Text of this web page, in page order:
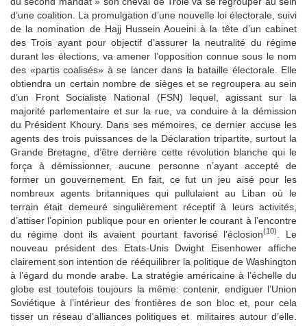
d’une coalition. La promulgation d’une nouvelle loi électorale, suivi
de la nomination de Hajj Hussein Aoueini à la tête d’un cabinet
des Trois ayant pour objectif d’assurer la neutralité du régime
durant les élections, va amener l’opposition connue sous le nom
des «partis coalisés» à se lancer dans la bataille électorale. Elle
obtiendra un certain nombre de sièges et se regroupera au sein
d’un Front Socialiste National (FSN) lequel, agissant sur la
majorité parlementaire et sur la rue, va conduire à la démission
du Président Khoury. Dans ses mémoires, ce dernier accuse les
agents des trois puissances de la Déclaration tripartite, surtout la
Grande Bretagne, d’être derrière cette révolution blanche qui le
força à démissionner, aucune personne n’ayant accepté de
former un gouvernement. En fait, ce fut un jeu aisé pour les
nombreux agents britanniques qui pullulaient au Liban où le
terrain était demeuré singulièrement réceptif à leurs activités,
d’attiser l’opinion publique pour en orienter le courant à l’encontre
du régime dont ils avaient pourtant favorisé l’éclosion(10)
. Le
nouveau président des Etats-Unis Dwight Eisenhower affiche
clairement son intention de rééquilibrer la politique de Washington
à l’égard du monde arabe. La stratégie américaine à l’échelle du
globe est toutefois toujours la même: contenir, endiguer l’Union
Soviétique à l’intérieur des frontières de son bloc et, pour cela
tisser un réseau d’alliances politiques et militaires autour d’elle.